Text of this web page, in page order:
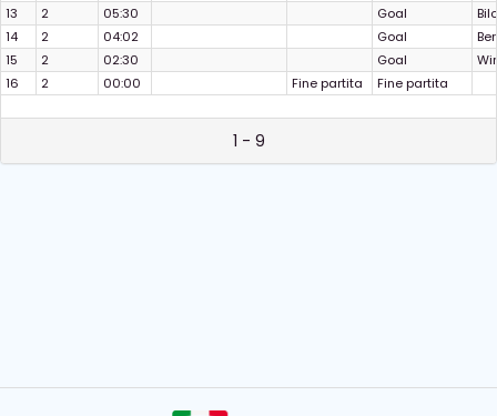
13
2 05:30 Goal
14
2 04:02 Goal
15
2 02:30 Goal
16
2 00:00 Fine partita Fine partita
1 - 9